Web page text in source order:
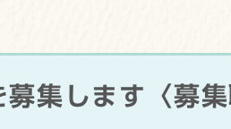
集します〈募